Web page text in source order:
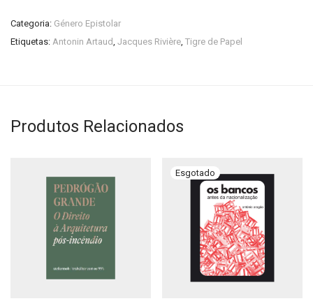
Categoria: Género Epistolar
Etiquetas: Antonin Artaud, Jacques Rivière, Tigre de Papel
Produtos Relacionados